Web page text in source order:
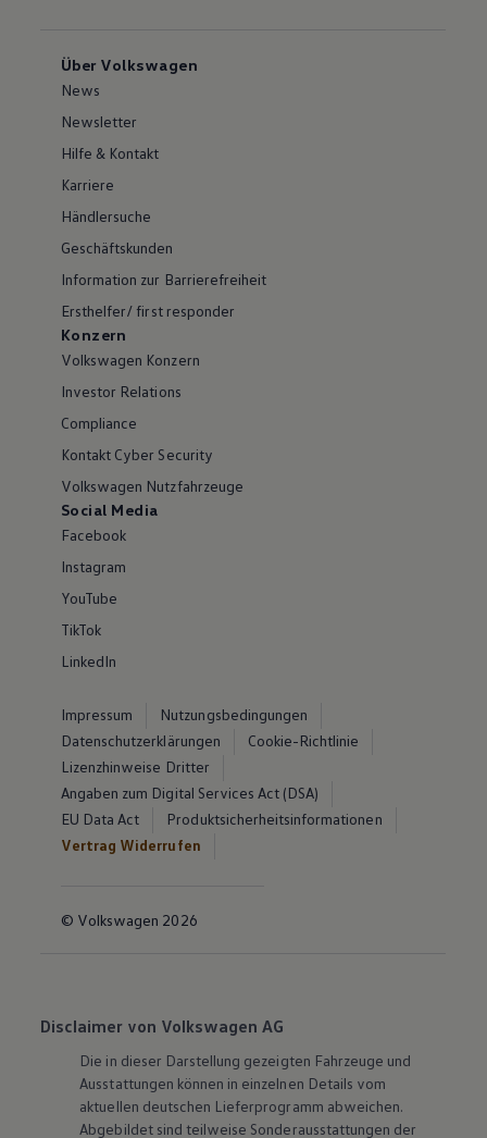
Über Volkswagen
News
Newsletter
Hilfe & Kontakt
Karriere
Händlersuche
Geschäftskunden
Information zur Barrierefreiheit
Ersthelfer/ first responder
Konzern
Volkswagen Konzern
Investor Relations
Compliance
Kontakt Cyber Security
Volkswagen Nutzfahrzeuge
Social Media
Facebook
Instagram
YouTube
TikTok
LinkedIn
Impressum
Nutzungsbedingungen
Datenschutzerklärungen
Cookie-Richtlinie
Lizenzhinweise Dritter
Angaben zum Digital Services Act (DSA)
EU Data Act
Produktsicherheitsinformationen
Vertrag Widerrufen
© Volkswagen 2026
Disclaimer von Volkswagen AG
Die in dieser Darstellung gezeigten Fahrzeuge und
Ausstattungen können in einzelnen Details vom
aktuellen deutschen Lieferprogramm abweichen.
Abgebildet sind teilweise Sonderausstattungen der